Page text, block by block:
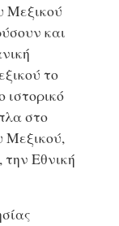
Μεξικού
και
το
στο
Εθνική